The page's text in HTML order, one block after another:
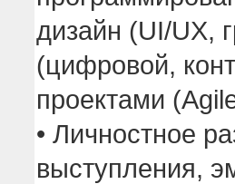
дизайн (UI/UX,
(цифровой,
проектами
• Личностное
выступления,